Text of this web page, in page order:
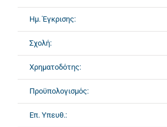
Ημ. Έγκρισης:
Σχολή:
Χρηματοδότης:
Προϋπολογισμός:
Επ. Υπευθ.: